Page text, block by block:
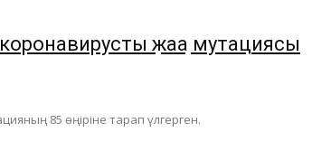
жаңа мутациясы
85 өңіріне тарап үлгерген.